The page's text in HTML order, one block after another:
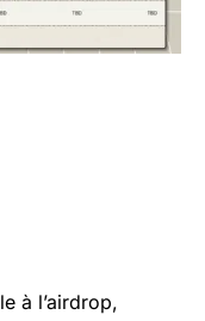
à l’airdrop,